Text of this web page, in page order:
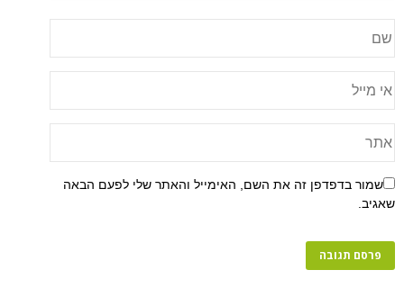
שמור בדפדפן זה את השם, האימייל והאתר שלי לפעם הבאה
שאגיב.